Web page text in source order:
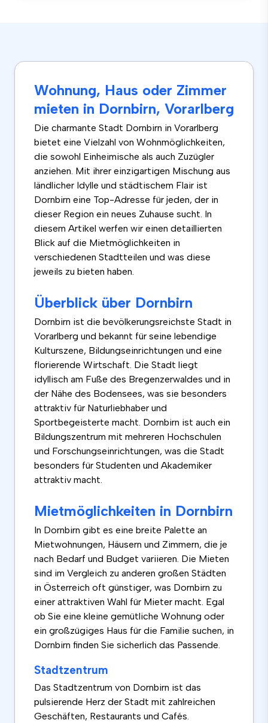
Wohnung, Haus oder Zimmer
mieten in Dornbirn, Vorarlberg
Die charmante Stadt Dornbirn in Vorarlberg
bietet eine Vielzahl von Wohnmöglichkeiten,
die sowohl Einheimische als auch Zuzügler
anziehen. Mit ihrer einzigartigen Mischung aus
ländlicher Idylle und städtischem Flair ist
Dornbirn eine Top-Adresse für jeden, der in
dieser Region ein neues Zuhause sucht. In
diesem Artikel werfen wir einen detaillierten
Blick auf die Mietmöglichkeiten in
verschiedenen Stadtteilen und was diese
jeweils zu bieten haben.
Überblick über Dornbirn
Dornbirn ist die bevölkerungsreichste Stadt in
Vorarlberg und bekannt für seine lebendige
Kulturszene, Bildungseinrichtungen und eine
florierende Wirtschaft. Die Stadt liegt
idyllisch am Fuße des Bregenzerwaldes und in
der Nähe des Bodensees, was sie besonders
attraktiv für Naturliebhaber und
Sportbegeisterte macht. Dornbirn ist auch ein
Bildungszentrum mit mehreren Hochschulen
und Forschungseinrichtungen, was die Stadt
besonders für Studenten und Akademiker
attraktiv macht.
Mietmöglichkeiten in Dornbirn
In Dornbirn gibt es eine breite Palette an
Mietwohnungen, Häusern und Zimmern, die je
nach Bedarf und Budget variieren. Die Mieten
sind im Vergleich zu anderen großen Städten
in Österreich oft günstiger, was Dornbirn zu
einer attraktiven Wahl für Mieter macht. Egal
ob Sie eine kleine gemütliche Wohnung oder
ein großzügiges Haus für die Familie suchen, in
Dornbirn finden Sie sicherlich das Passende.
Stadtzentrum
Das Stadtzentrum von Dornbirn ist das
pulsierende Herz der Stadt mit zahlreichen
Geschäften, Restaurants und Cafés.